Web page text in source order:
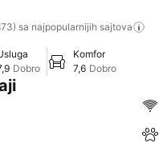
sa najpopularnijih sajtova
Dobro
Komfor
7,6 Dobro